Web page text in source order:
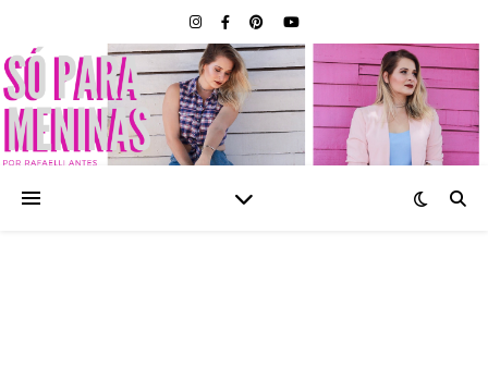
SÓ PARA MENINAS |
BLOG FEMININO POR
RAFAELLI ANTES